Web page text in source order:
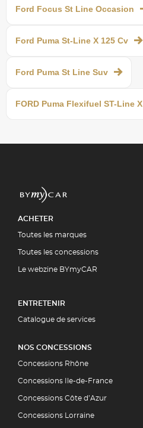
Ford Focus St Line Occasion
Ford Puma St-Line X 125 Cv
Ford Puma St Line Suv
FORD Puma Flexifuel ST-Line X
ACHETER
Toutes les marques
Toutes les concessions
Le webzine BYmyCAR
ENTRETENIR
Catalogue de services
NOS CONCESSIONS
Concessions Rhône
Concessions Ile-de-France
Concessions Côte d’Azur
Concessions Lorraine